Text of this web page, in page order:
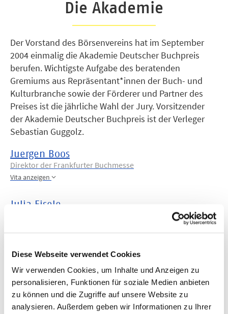
Diese Webseite verwendet Cookies
Wir verwenden Cookies, um Inhalte und Anzeigen zu
personalisieren, Funktionen für soziale Medien anbieten
zu können und die Zugriffe auf unsere Website zu
analysieren. Außerdem geben wir Informationen zu Ihrer
Die Akademie
Der Vorstand des Börsenvereins hat im September
2004 einmalig die Akademie Deutscher Buchpreis
berufen. Wichtigste Aufgabe des beratenden
Gremiums aus Repräsentant*innen der Buch- und
Kulturbranche sowie der Förderer und Partner des
Preises ist die jährliche Wahl der Jury. Vorsitzender
der Akademie Deutscher Buchpreis ist der Verleger
Sebastian Guggolz.
Juergen Boos
Direktor der Frankfurter Buchmesse
Vita anzeigen
Julia Eisele
Verlegerin Eisele Verlag / Mitglied des Sprecherkreises IG Belletristik und Sachbuch
Daniel Fiedler
Leiter der Kulturredaktion „Kultur Berlin“ im ZDF
Vita anzeigen
Jürgen Fitschen